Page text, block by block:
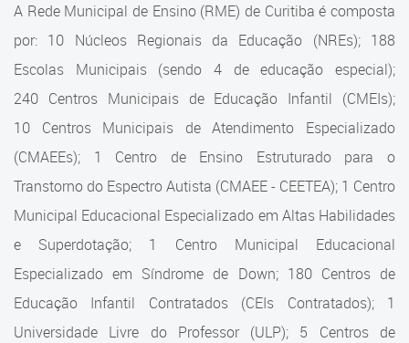
úteis
Portal da Prefeitura de Curitiba
Cadastramento Escolar
Portal ICS Instituto Curitiba de
Saúde
Portal Aprendere
Comunidade
Contato
Estrutura da Secretaria
Superintendência Executiva
Superintendência Executiva
Departamento de Logística
Departamento de Logística
A Rede Municipal de Ensino (RME) de Curitiba é composta
por: 10 Núcleos Regionais da Educação (NREs); 188
Escolas Municipais (sendo 4 de educação especial);
240 Centros Municipais de Educação Infantil (CMEIs);
10 Centros Municipais de Atendimento Especializado
(CMAEEs); 1 Centro de Ensino Estruturado para o
Transtorno do Espectro Autista (CMAEE - CEETEA); 1 Centro
Municipal Educacional Especializado em Altas Habilidades
e Superdotação; 1 Centro Municipal Educacional
Especializado em Síndrome de Down; 180 Centros de
Educação Infantil Contratados (CEIs Contratados); 1
Universidade Livre do Professor (ULP); 5 Centros de